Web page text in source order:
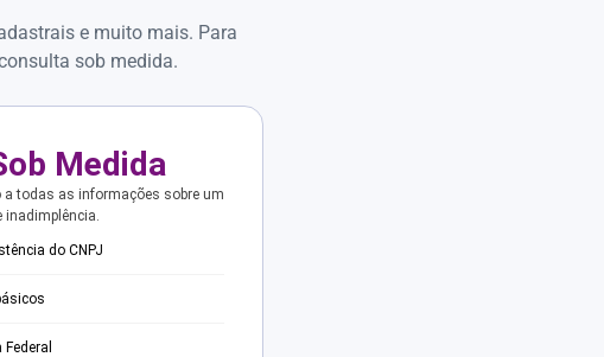
e muito mais. Para
sob medida.
Medida
a todas as informações sobre um
inadimplência.
do CNPJ